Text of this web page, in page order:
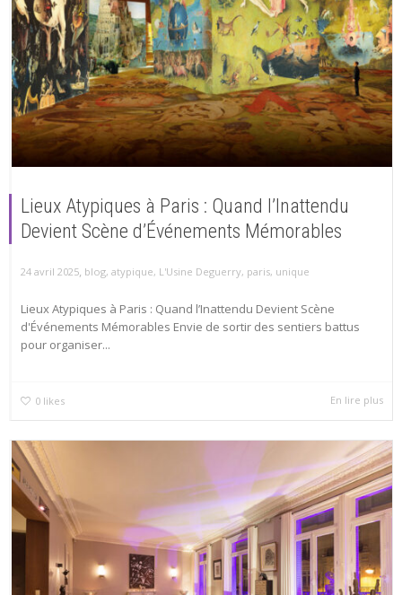
Lieux Atypiques à Paris : Quand l’Inattendu
Devient Scène d’Événements Mémorables
24 avril 2025, blog, atypique, L'Usine Deguerry, paris, unique
Lieux Atypiques à Paris : Quand l’Inattendu Devient Scène
d'Événements Mémorables Envie de sortir des sentiers battus
pour organiser...
0 likes En lire plus